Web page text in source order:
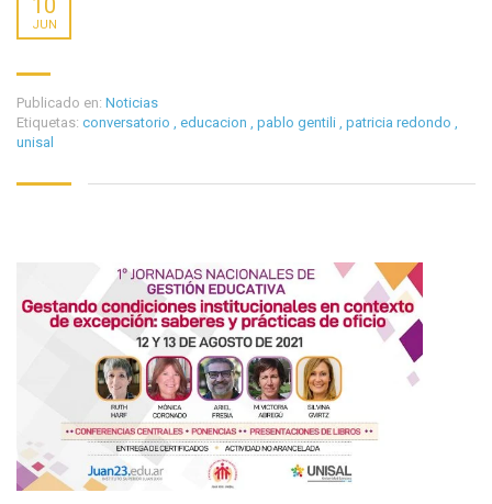
JUN
Publicado en: Noticias
Etiquetas: conversatorio educacion pablo gentili patricia redondo
unisal